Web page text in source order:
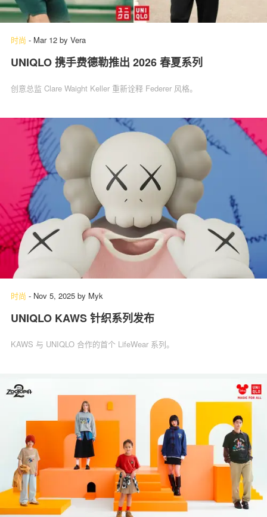
时尚 - Mar 12 by Vera
UNIQLO 携手费德勒推出 2026 春夏系列
创意总监 Clare Waight Keller 重新诠释 Federer 风格。
时尚 - Nov 5, 2025 by Myk
UNIQLO KAWS 针织系列发布
KAWS 与 UNIQLO 合作的首个 LifeWear 系列。